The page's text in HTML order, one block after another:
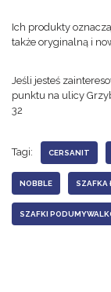
Ich produkty
także oryginalną i
Jeśli jesteś
punktu na ulicy
32
Tagi: CERSANIT
NOBBLE SZAFKA
SZAFKI